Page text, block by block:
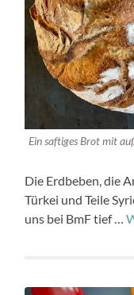
Ein saftiges Brot mit
Die Erdbeben, die
Türkei und Teile
uns bei BmF tief …